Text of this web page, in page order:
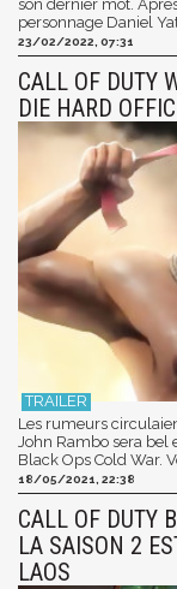
son dernier mot.
personnage Daniel
23/02/2022, 07:31
CALL OF DUTY
DIE HARD
Les rumeurs
John Rambo sera bel
Black Ops Cold War.
18/05/2021, 22:38
CALL OF DUTY
LA SAISON 2
LAOS